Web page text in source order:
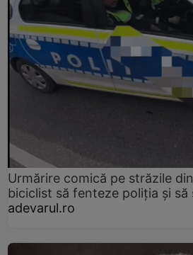
Urmărire comică pe străzile
biciclist să fenteze poliția și să
adevarul.ro